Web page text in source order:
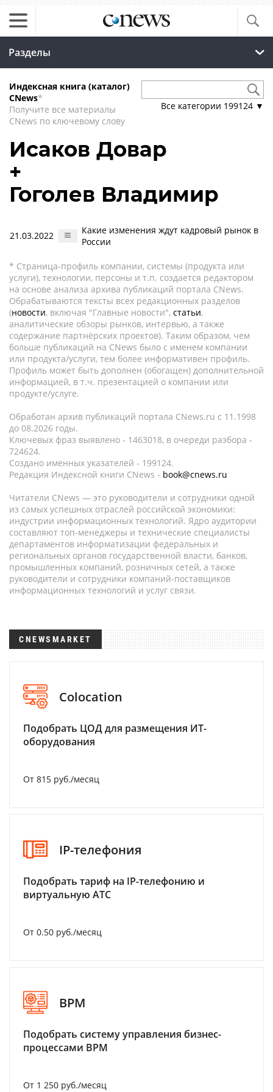
Разделы
Индексная книга (каталог)
CNews*
Получите все материалы
CNews по ключевому слову
Все категории 199124 ▼
Исаков Довар
+
Гоголев Владимир
21.03.2022
Какие изменения ждут кадровый рынок в
России
* Страница-профиль компании, системы (продукта или
услуги), технологии, персоны и т.п. создается редактором
на основе анализа архива публикаций портала CNews.
Обрабатываются тексты всех редакционных разделов
(новости, включая "Главные новости", статьи,
аналитические обзоры рынков, интервью, а также
содержание партнёрских проектов). Таким образом, чем
больше публикаций на CNews было с именем компании
или продукта/услуги, тем более информативен профиль.
Профиль может быть дополнен (обогащен) дополнительной
информацией, в т.ч. презентацией о компании или
продукте/услуге.
Обработан архив публикаций портала CNews.ru c 11.1998
до 08.2026 годы.
Ключевых фраз выявлено - 1463018, в очереди разбора -
724624.
Создано именных указателей - 199124.
Редакция Индексной книги CNews - book@cnews.ru
Читатели CNews — это руководители и сотрудники одной
из самых успешных отраслей российской экономики:
индустрии информационных технологий. Ядро аудитории
составляют топ-менеджеры и технические специалисты
департаментов информатизации федеральных и
региональных органов государственной власти, банков,
промышленных компаний, розничных сетей, а также
руководители и сотрудники компаний-поставщиков
информационных технологий и услуг связи.
CNEWSMARKET
Colocation
Подобрать ЦОД для размещения ИТ-
оборудования
От 815 руб./месяц
IP-телефония
Подобрать тариф на IP-телефонию и
виртуальную АТС
От 0.50 руб./месяц
BPM
Подобрать систему управления бизнес-
процессами BPM
От 1 250 руб./месяц